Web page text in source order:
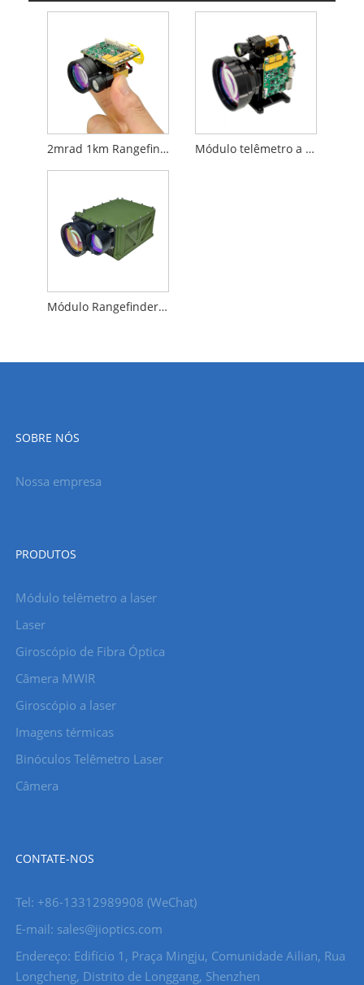
2mrad 1km Rangefinder Module para o STEME anti -drone Módulo telêmetro a laser 2mrad 2km para haste anti-drone
Módulo Rangefinder a laser de 5 km para o STEME anti -drone
SOBRE NÓS
Nossa empresa
PRODUTOS
Módulo telêmetro a laser
Laser
Giroscópio de Fibra Óptica
Câmera MWIR
Giroscópio a laser
Imagens térmicas
Binóculos Telêmetro Laser
Câmera
CONTATE-NOS
Tel: +86-13312989908 (WeChat)
E-mail: sales@jioptics.com
Endereço: Edifício 1, Praça Mingju, Comunidade Ailian, Rua
Longcheng, Distrito de Longgang, Shenzhen